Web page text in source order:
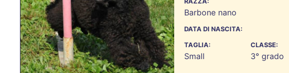
Barbone nano
DATA DI NASCITA:
TAGLIA:
Small
CLASSE:
3° grado